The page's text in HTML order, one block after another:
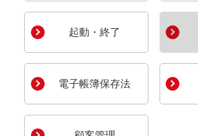
起動・終了
電子帳簿保存法